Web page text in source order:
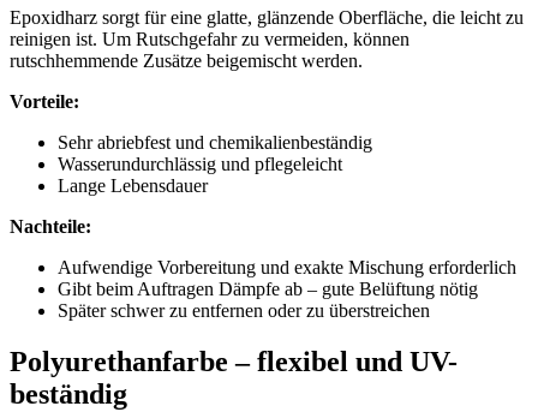
Epoxidharz sorgt für eine glatte, glänzende Oberfläche, die leicht zu
reinigen ist. Um Rutschgefahr zu vermeiden, können
rutschhemmende Zusätze beigemischt werden.
Vorteile:
Sehr abriebfest und chemikalienbeständig
Wasserundurchlässig und pflegeleicht
Lange Lebensdauer
Nachteile:
Aufwendige Vorbereitung und exakte Mischung erforderlich
Gibt beim Auftragen Dämpfe ab – gute Belüftung nötig
Später schwer zu entfernen oder zu überstreichen
Polyurethanfarbe – flexibel und UV-
beständig